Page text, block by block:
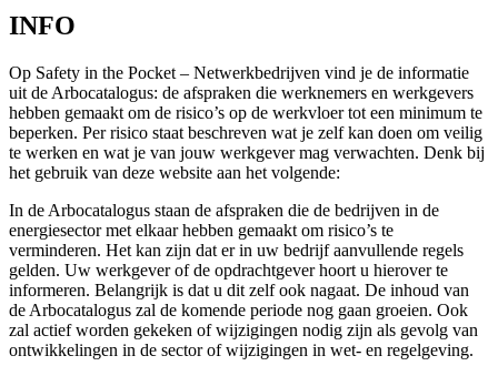
INFO
Op Safety in the Pocket – Netwerkbedrijven vind je de informatie
uit de Arbocatalogus: de afspraken die werknemers en werkgevers
hebben gemaakt om de risico’s op de werkvloer tot een minimum te
beperken. Per risico staat beschreven wat je zelf kan doen om veilig
te werken en wat je van jouw werkgever mag verwachten. Denk bij
het gebruik van deze website aan het volgende:
In de Arbocatalogus staan de afspraken die de bedrijven in de
energiesector met elkaar hebben gemaakt om risico’s te
verminderen. Het kan zijn dat er in uw bedrijf aanvullende regels
gelden. Uw werkgever of de opdrachtgever hoort u hierover te
informeren. Belangrijk is dat u dit zelf ook nagaat. De inhoud van
de Arbocatalogus zal de komende periode nog gaan groeien. Ook
zal actief worden gekeken of wijzigingen nodig zijn als gevolg van
ontwikkelingen in de sector of wijzigingen in wet- en regelgeving.